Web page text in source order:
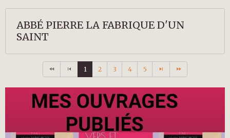
ABBÉ PIERRE LA FABRIQUE D'UN
SAINT
1 2 3 4 5